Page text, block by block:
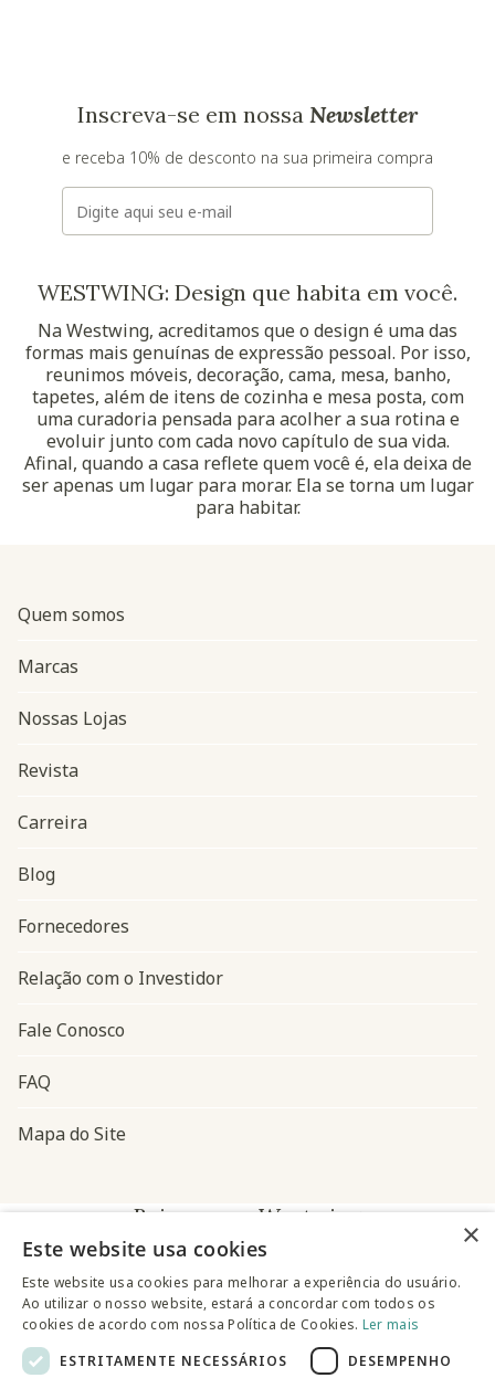
Inscreva-se em nossa Newsletter
e receba 10% de desconto na sua primeira compra
E-mail
WESTWING: Design que habita em você.
Na Westwing, acreditamos que o design é uma das
formas mais genuínas de expressão pessoal. Por isso,
reunimos móveis, decoração, cama, mesa, banho,
tapetes, além de itens de cozinha e mesa posta, com
uma curadoria pensada para acolher a sua rotina e
evoluir junto com cada novo capítulo de sua vida.
Afinal, quando a casa reflete quem você é, ela deixa de
ser apenas um lugar para morar. Ela se torna um lugar
para habitar.
Navegação do rodapé
Quem somos
Marcas
Nossas Lojas
Revista
Carreira
Blog
Fornecedores
Relação com o Investidor
Fale Conosco
FAQ
Mapa do Site
Baixe o app Westwing
×
Este website usa cookies
Este website usa cookies para melhorar a experiência do usuário.
Ao utilizar o nosso website, estará a concordar com todos os
cookies de acordo com nossa Política de Cookies. Ler mais
ESTRITAMENTE NECESSÁRIOS
DESEMPENHO